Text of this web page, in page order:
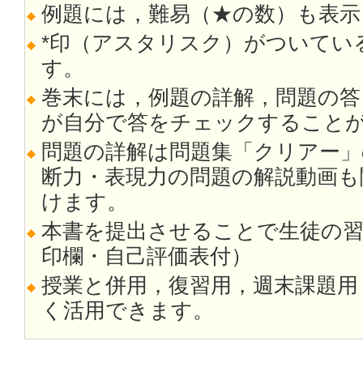
例題には，難易（★の数）も表
*印（アスタリスク）がついてい
す。
巻末には，例題の詳解，問題の
が自分で答をチェックすること
問題の詳解は問題集「クリアー
断力・表現力の問題の解説動画
けます。
本書を提出させることで生徒の
印欄・自己評価表付）
授業と併用，復習用，週末課題
く活用できます。